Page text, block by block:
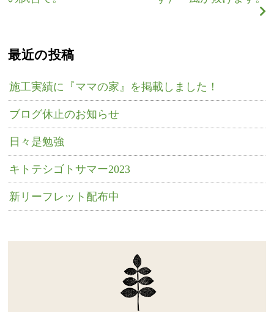
最近の投稿
施工実績に『ママの家』を掲載しました！
ブログ休止のお知らせ
日々是勉強
キトテシゴトサマー2023
新リーフレット配布中